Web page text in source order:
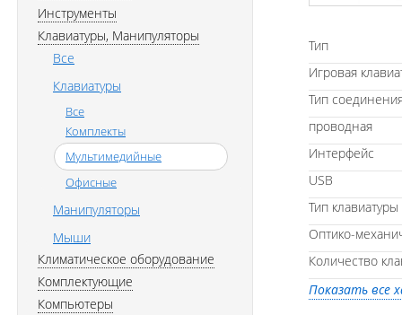
Тип
Игровая
Тип
проводная
Интерфейс
USB
Тип клавиатуры
Оптико-
Количество
Показать все
Инструменты
Клавиатуры, Манипуляторы
Все
Клавиатуры
Все
Комплекты
Мультимедийные
Офисные
Манипуляторы
Мыши
Климатическое оборудование
Комплектующие
Компьютеры